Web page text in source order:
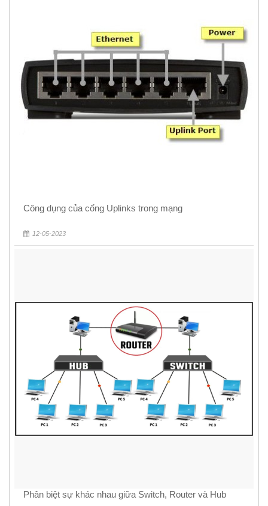
Công dụng của cổng Uplinks trong mạng
12-05-2023
Phân biệt sự khác nhau giữa Switch, Router và Hub